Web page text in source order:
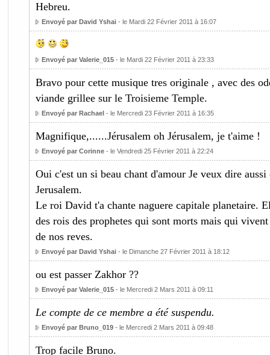
Hebreu.
Envoyé par David Yshai- le Mardi 22 Février 2011 à 16:07
Envoyé par Valerie_015- le Mardi 22 Février 2011 à 23:33
Bravo pour cette musique tres originale , avec des
viande grillee sur le Troisieme Temple.
Envoyé par Rachael- le Mercredi 23 Février 2011 à 16:35
Magnifique,......Jérusalem oh Jérusalem, je t'aime !
Envoyé par Corinne- le Vendredi 25 Février 2011 à 22:24
Oui c'est un si beau chant d'amour Je veux dire
Jerusalem.
Le roi David t'a chante naguere capitale planetaire.
des rois des prophetes qui sont morts mais qui
de nos reves.
Envoyé par David Yshai- le Dimanche 27 Février 2011 à 18:12
ou est passer Zakhor ??
Envoyé par Valerie_015- le Mercredi 2 Mars 2011 à 09:11
Le compte de ce membre a été suspendu.
Envoyé par Bruno_019- le Mercredi 2 Mars 2011 à 09:48
Trop facile Bruno.